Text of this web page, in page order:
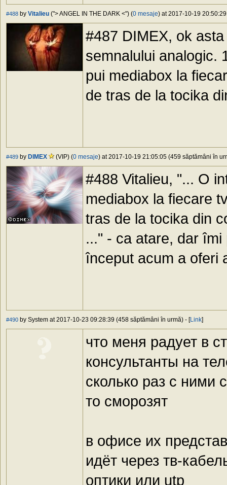
#488 by Vitalieu ("> ANGEL IN THE DARK <") (0 mesaje) at 2017-10-19
#487 DIMEX, ok
semnalului analogic.
pui mediabox la
de tras de la tocika
#489 by DIMEX (VIP) (0 mesaje) at 2017-10-19 21:05:05 (459 săptămâni în
#488 Vitalieu, "... O
mediabox la fiecare
tras de la tocika din
..." - ca atare, dar
început acum a oferi
#490 by System at 2017-10-23 09:28:39 (458 săptămâni în urmă) - [Link]
что меня радует в
консультанты на
сколько раз с ними
то сморозят
в офисе их
идёт через тв-
оптики или utp